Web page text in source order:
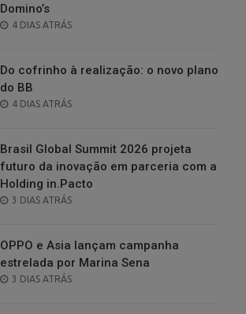
Domino’s
POSTED
4 DIAS ATRÁS
Do cofrinho à realização: o novo plano
do BB
POSTED
4 DIAS ATRÁS
Brasil Global Summit 2026 projeta
futuro da inovação em parceria com a
Holding in.Pacto
POSTED
3 DIAS ATRÁS
OPPO e Asia lançam campanha
estrelada por Marina Sena
POSTED
3 DIAS ATRÁS